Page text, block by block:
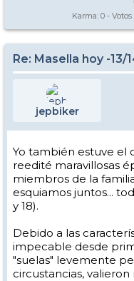
Karma: 0 -
Re: Masella hoy -13/
jepbiker
Yo también estuve el
reedité maravillosas
miembros de la
esquiamos juntos...
y 18).
Debido a las
impecable desde
"suelas" levemente
circustancias,